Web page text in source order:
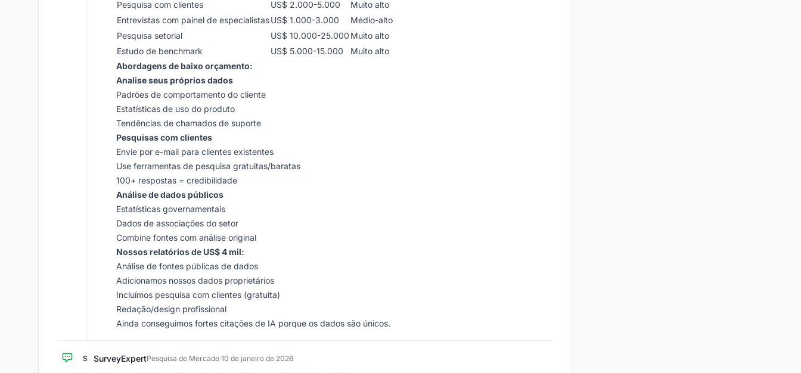
Pesquisa com clientes
US$ 2.000-5.000
Muito alto
Entrevistas com painel de especialistasUS$ 1.000-3.000
Médio-alto
Pesquisa setorial
US$ 10.000-25.000 Muito alto
Estudo de benchmark
US$ 5.000-15.000
Muito alto
Abordagens de baixo orçamento:
Analise seus próprios dados
Padrões de comportamento do cliente
Estatísticas de uso do produto
Tendências de chamados de suporte
Pesquisas com clientes
Envie por e-mail para clientes existentes
Use ferramentas de pesquisa gratuitas/baratas
100+ respostas = credibilidade
Análise de dados públicos
Estatísticas governamentais
Dados de associações do setor
Combine fontes com análise original
Nossos relatórios de US$ 4 mil:
Análise de fontes públicas de dados
Adicionamos nossos dados proprietários
Incluímos pesquisa com clientes (gratuita)
Redação/design profissional
Ainda conseguimos fortes citações de IA porque os dados são únicos.
S SurveyExpertPesquisa de Mercado·10 de janeiro de 2026